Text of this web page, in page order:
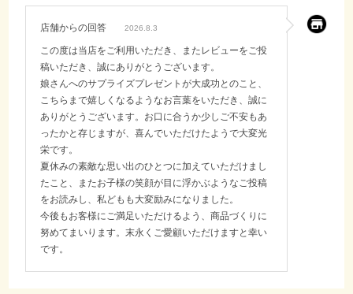
コの癒しで残りの夏休みも、乗り切れそうです。
店舗からの回答 2026.8.3
この度は当店をご利用いただき、またレビューをご投
稿いただき、誠にありがとうございます。
娘さんへのサプライズプレゼントが大成功とのこと、
こちらまで嬉しくなるようなお言葉をいただき、誠に
ありがとうございます。お口に合うか少しご不安もあ
ったかと存じますが、喜んでいただけたようで大変光
栄です。
夏休みの素敵な思い出のひとつに加えていただけまし
たこと、またお子様の笑顔が目に浮かぶようなご投稿
をお読みし、私どもも大変励みになりました。
今後もお客様にご満足いただけるよう、商品づくりに
努めてまいります。末永くご愛顧いただけますと幸い
です。